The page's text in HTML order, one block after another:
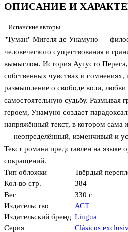
ОПИСАНИЕ И
Испанские авторы
"Туман" Мигеля де Унамуно —
человеческого существования и
вымыслом. История Аугусто Переса,
собственных чувствах и сомнениях,
размышление о свободе воли, любви
самостоятельную судьбу. Размывая
героем, Унамуно создает
напряжённый текст, в котором сама
— неопределённый, изменчивый и
Текст романа представлен на языке
сокращений.
Тип обложки
Твёрдый
Кол-во стр.
384
Вес
330 г
Издательство
АСТ
Издательский бренд Lingua
Серия
Clásicos